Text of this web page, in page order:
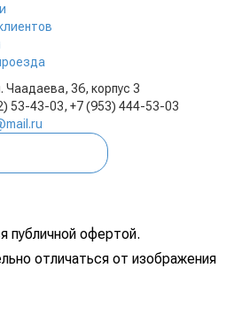
Чаадаева, 36, корпус 3
53-43-03, +7 (953) 444-53-03
публичной офертой.
отличаться от изображения